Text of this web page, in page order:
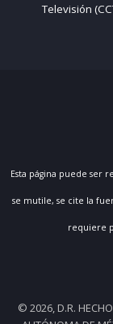
Televisión
Esta página puede ser
se mutile, se cite la
requiere
© 2026, D.R.